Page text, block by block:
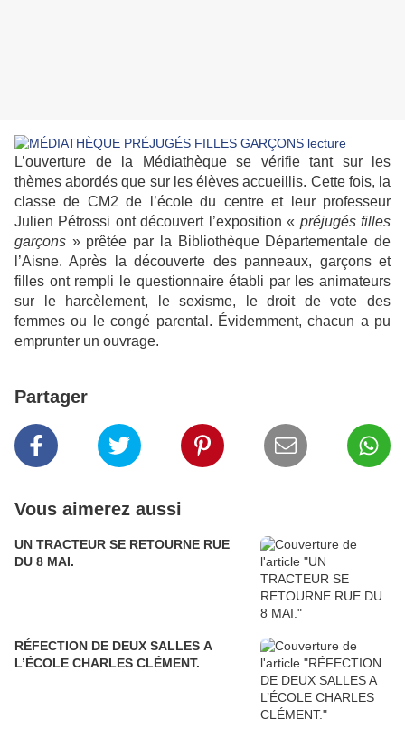
L’ouverture de la Médiathèque se vérifie tant sur les
thèmes abordés que sur les élèves accueillis. Cette fois, la
classe de CM2 de l’école du centre et leur professeur
Julien Pétrossi ont découvert l’exposition « préjugés filles
garçons » prêtée par la Bibliothèque Départementale de
l’Aisne. Après la découverte des panneaux, garçons et
filles ont rempli le questionnaire établi par les animateurs
sur le harcèlement, le sexisme, le droit de vote des
femmes ou le congé parental. Évidemment, chacun a pu
emprunter un ouvrage.
Partager
Vous aimerez aussi
UN TRACTEUR SE RETOURNE RUE
DU 8 MAI.
RÉFECTION DE DEUX SALLES A
L’ÉCOLE CHARLES CLÉMENT.